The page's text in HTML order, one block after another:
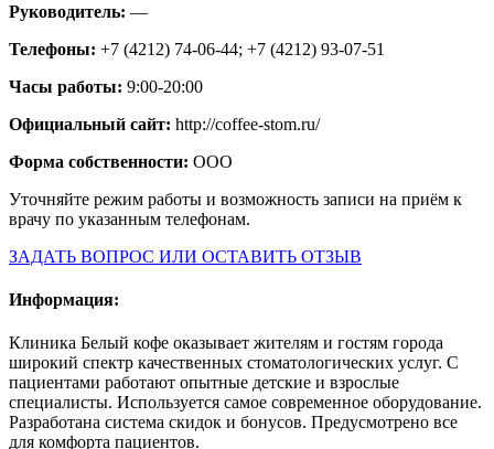
Руководитель: —
Телефоны: +7 (4212) 74-06-44; +7 (4212) 93-07-51
Часы работы: 9:00-20:00
Официальный сайт: http://coffee-stom.ru/
Форма собственности: ООО
Уточняйте режим работы и возможность записи на приём к
врачу по указанным телефонам.
ЗАДАТЬ ВОПРОС ИЛИ ОСТАВИТЬ ОТЗЫВ
Информация:
Клиника Белый кофе оказывает жителям и гостям города
широкий спектр качественных стоматологических услуг. С
пациентами работают опытные детские и взрослые
специалисты. Используется самое современное оборудование.
Разработана система скидок и бонусов. Предусмотрено все
для комфорта пациентов.